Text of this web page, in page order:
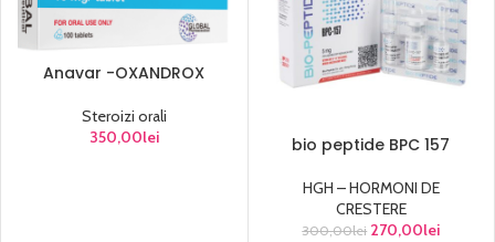
Anavar -OXANDROX
Steroizi orali
350,00lei bio peptide BPC 157
HGH – HORMONI DE
CRESTERE
300,00lei 270,00lei